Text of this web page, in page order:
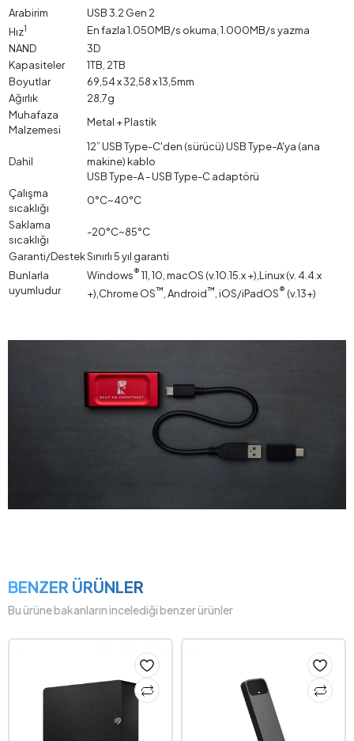
Arabirim
USB 3.2 Gen 2
Hız1
En fazla 1.050MB/s okuma, 1.000MB/s yazma
NAND
3D
Kapasiteler
1TB, 2TB
Boyutlar
69,54 x 32,58 x 13,5mm
Ağırlık
28,7g
Muhafaza
Malzemesi
Metal + Plastik
Dahil
12” USB Type-C'den (sürücü) USB Type-A'ya (ana
makine) kablo
USB Type-A - USB Type-C adaptörü
Çalışma
sıcaklığı
0°C~40°C
Saklama
sıcaklığı
-20°C~85°C
Garanti/DestekSınırlı 5 yıl garanti
Bunlarla
uyumludur
Windows® 11, 10, macOS (v.10.15.x +),Linux (v. 4.4.x
+),Chrome OS™ , Android™ , iOS/iPadOS® (v.13+)
BENZER ÜRÜNLER
Bu ürüne bakanların incelediği benzer ürünler